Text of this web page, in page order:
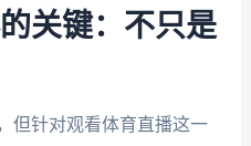
关键：不只是
但针对观看体育直播这一